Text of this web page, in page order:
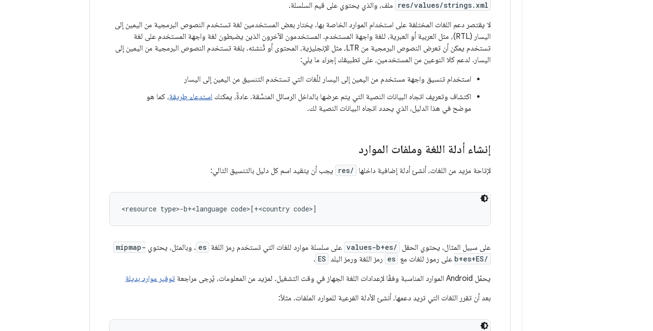
res/values/strings.xml
ملف، والذي يحتوي على قيم السلسلة.
لا يقتصر دعم اللغات المختلفة على استخدام الموارد الخاصة بها. يختار بعض المستخدمين لغة تستخدم النصوص البرمجية من اليمين إلى
اليسار (RTL)، مثل العربية أو العبرية، للغة واجهة المستخدم. المستخدمون الآخرون الذين يضبطون لغة واجهة المستخدم على لغة
تستخدم يمكن أن تعرض النصوص البرمجية من LTR، مثل الإنجليزية، المحتوى أو تُنشئه. بلغة تستخدم النصوص البرمجية من اليمين إلى
اليسار. لدعم كلا النوعين من المستخدمين، على تطبيقك إجراء ما يلي:
استخدام تنسيق واجهة مستخدم من اليمين إلى اليسار للّغات التي تستخدم التنسيق من اليمين إلى اليسار
اكتشاف وتعريف اتجاه البيانات النصية التي يتم عرضها بالداخل الرسائل المنسَّقة. عادةً، يمكنك استدعاء طريقة، كما هو
موضح في هذا الدليل، الذي يحدد اتجاه البيانات النصية لك.
إنشاء أدلة اللغة وملفات الموارد
لإتاحة مزيد من اللغات، أنشئ أدلة إضافية داخلها res/ يجب أن يتقيد اسم كل دليل بالتنسيق التالي:
على سبيل المثال، يحتوي الحقل values-b+es/ على سلسلة موارد للغات التي تستخدم رمز اللغة es . وبالمثل، يحتوي mipmap-
b+es+ES/ على رموز للغات مع es رمز اللغة ورمز البلد ES
.
يحمّل Android الموارد المناسبة وفقًا لإعدادات اللغة الجهاز في وقت التشغيل. لمزيد من المعلومات، يُرجى مراجعة
توفير موارد بديلة
بعد أن تقرر اللغات التي تريد دعمها، أنشئ الأدلة الفرعية للموارد الملفات. مثلاً: